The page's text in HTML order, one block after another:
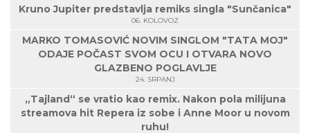
Kruno Jupiter predstavlja remiks singla "Sunčanica"
06. KOLOVOZ
MARKO TOMASOVIĆ NOVIM SINGLOM "TATA MOJ"
ODAJE POČAST SVOM OCU I OTVARA NOVO
GLAZBENO POGLAVLJE
24. SRPANJ
„Tajland“ se vratio kao remix. Nakon pola milijuna
streamova hit Repera iz sobe i Anne Moor u novom
ruhu!